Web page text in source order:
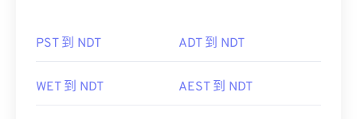
PST 到 NDT ADT 到 NDT
WET 到 NDT AEST 到 NDT